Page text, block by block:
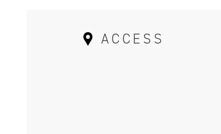
ACCESS